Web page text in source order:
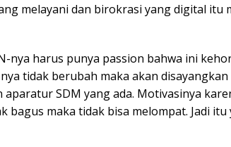
melayani dan birokrasi yang digital itu
nya harus punya passion bahwa ini
tidak berubah maka akan
SDM yang ada. Motivasinya
bagus maka tidak bisa melompat. Jadi itu